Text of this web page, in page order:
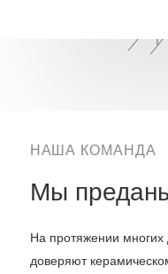
НАША КОМАНДА
Мы
На протяжении
доверяют